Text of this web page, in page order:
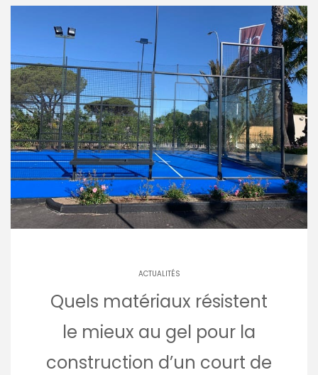
ACTUALITÉS
Quels matériaux résistent
le mieux au gel pour la
construction d’un court de